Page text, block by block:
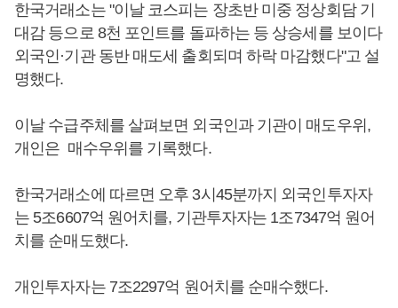
한국거래소는 "이날 코스피는 장초반 미중 정상회담 기
대감 등으로 8천 포인트를 돌파하는 등 상승세를 보이다
외국인·기관 동반 매도세 출회되며 하락 마감했다"고 설
명했다.
이날 수급주체를 살펴보면 외국인과 기관이 매도우위,
개인은 매수우위를 기록했다.
한국거래소에 따르면 오후 3시45분까지 외국인투자자
는 5조6607억 원어치를, 기관투자자는 1조7347억 원어
치를 순매도했다.
개인투자자는 7조2297억 원어치를 순매수했다.